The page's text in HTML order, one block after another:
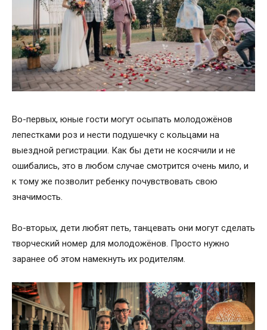
Во-первых, юные гости могут осыпать молодожёнов
лепестками роз и нести подушечку с кольцами на
выездной регистрации. Как бы дети не косячили и не
ошибались, это в любом случае смотрится очень мило, и
к тому же позволит ребенку почувствовать свою
значимость.
Во-вторых, дети любят петь, танцевать они могут сделать
творческий номер для молодожёнов. Просто нужно
заранее об этом намекнуть их родителям.